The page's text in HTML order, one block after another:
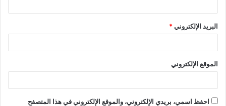
البريد الإلكتروني*
الموقع الإلكتروني
احفظ اسمي، بريدي الإلكتروني، والموقع الإلكتروني في هذا المتصفح